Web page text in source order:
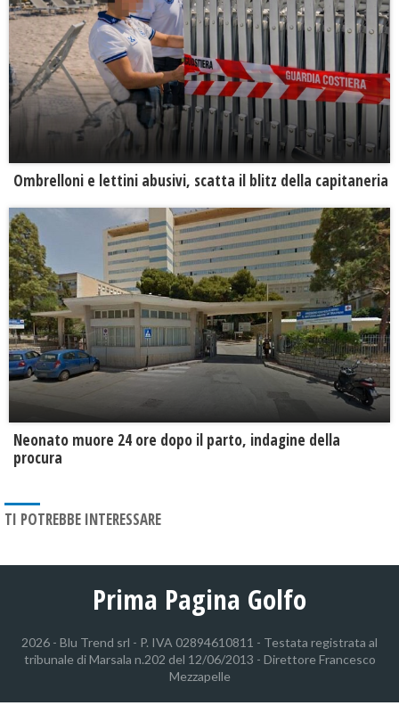
Ombrelloni e lettini abusivi, scatta il blitz della capitaneria
Neonato muore 24 ore dopo il parto, indagine della
procura
TI POTREBBE INTERESSARE
Prima Pagina Golfo
2026 - Blu Trend srl - P. IVA 02894610811 - Testata registrata al
tribunale di Marsala n.202 del 12/06/2013 - Direttore Francesco
Mezzapelle